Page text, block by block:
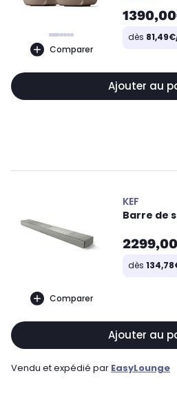
Comparer
dès
Ajouter au
Comparer
KEF
Barre de
dès
Ajouter au
Vendu et expédié par EasyLounge